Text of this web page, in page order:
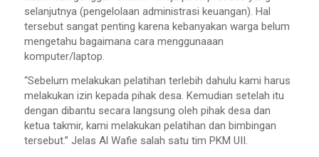
selanjutnya (pengelolaan administrasi keuangan). Hal
tersebut sangat penting karena kebanyakan warga belum
mengetahu bagaimana cara menggunaaan
komputer/laptop.
“Sebelum melakukan pelatihan terlebih dahulu kami harus
melakukan izin kepada pihak desa. Kemudian setelah itu
dengan dibantu secara langsung oleh pihak desa dan
ketua takmir, kami melakukan pelatihan dan bimbingan
tersebut.” Jelas Al Wafie salah satu tim PKM UII.